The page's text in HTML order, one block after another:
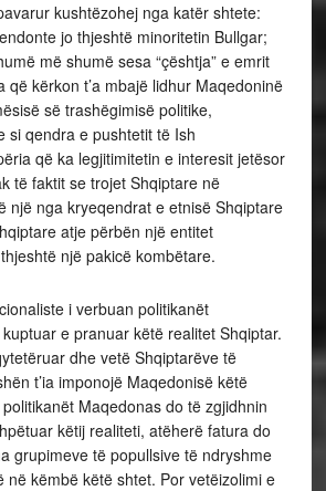
kushtëzohej nga katër shtete:
jo thjeshtë minoritetin Bullgar;
më shumë sesa “çështja” e emrit
që kërkon t’a mbajë lidhur Maqedoninë
së trashëgimisë politike,
si qendra e pushtetit të Ish
që ka legjitimitetin e interesit jetësor
të faktit se trojet Shqiptare në
një nga kryeqendrat e etnisë Shqiptare
atje përbën një entitet
një pakicë kombëtare.
i verbuan politikanët
e pranuar këtë realitet Shqiptar.
dhe vetë Shqiptarëve të
t’ia imponojë Maqedonisë këtë
Maqedonas do të zgjidhnin
këtij realiteti, atëherë fatura do
grupimeve të popullsive të ndryshme
në këmbë këtë shtet. Por vetëizolimi e